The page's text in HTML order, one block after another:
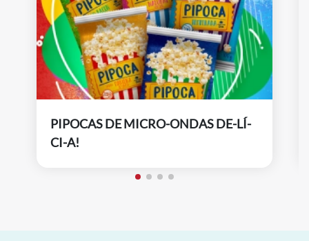
PIPOCAS DE MICRO-ONDAS DE-LÍ-
CI-A!